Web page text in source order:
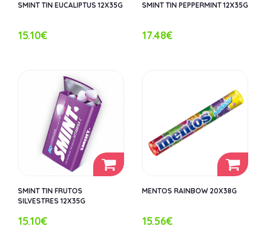
SMINT TIN EUCALIPTUS 12X35G
15.10€
SMINT TIN PEPPERMINT 12X35G
17.48€
SMINT TIN FRUTOS
SILVESTRES 12X35G
15.10€
MENTOS RAINBOW 20X38G
15.56€